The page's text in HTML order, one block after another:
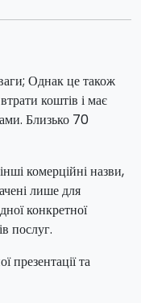
Однак це також
коштів і має
Близько 70
комерційні назви,
лише для
конкретної
послуг.
презентації та